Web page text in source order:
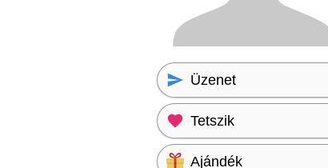
Üzenet
Tetszik
Ajándék